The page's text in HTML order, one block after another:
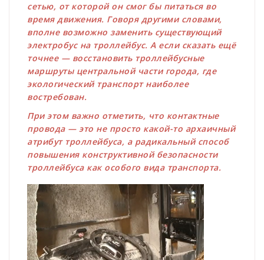
сетью, от которой он смог бы питаться во
время движения. Говоря другими словами,
вполне возможно заменить существующий
электробус на троллейбус. А если сказать ещё
точнее — восстановить троллейбусные
маршруты центральной части города, где
экологический транспорт наиболее
востребован.
При этом важно отметить, что контактные
провода — это не просто какой-то архаичный
атрибут троллейбуса, а радикальный способ
повышения конструктивной безопасности
троллейбуса как особого вида транспорта.